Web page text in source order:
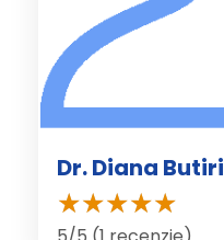
Dr. Diana Butiri